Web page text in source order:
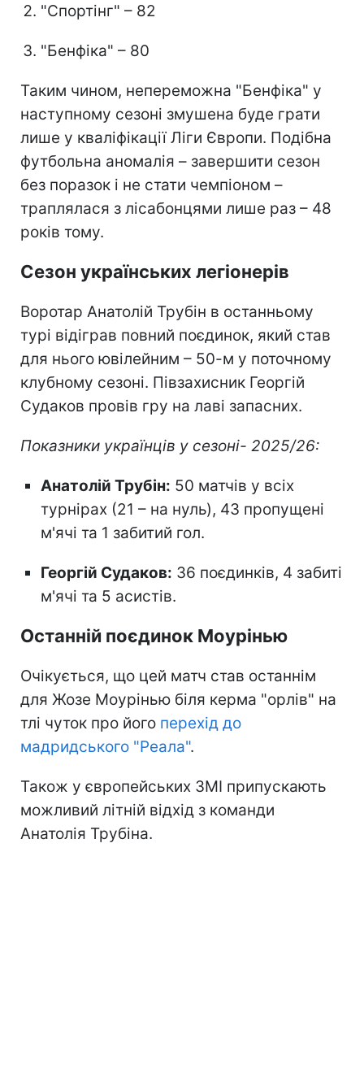
"Спортінг" – 82
"Бенфіка" – 80
Таким чином, непереможна "Бенфіка" у
наступному сезоні змушена буде грати
лише у кваліфікації Ліги Європи. Подібна
футбольна аномалія – завершити сезон
без поразок і не стати чемпіоном –
траплялася з лісабонцями лише раз – 48
років тому.
Сезон українських легіонерів
Воротар Анатолій Трубін в останньому
турі відіграв повний поєдинок, який став
для нього ювілейним – 50-м у поточному
клубному сезоні. Півзахисник Георгій
Судаков провів гру на лаві запасних.
Показники українців у сезоні- 2025/26:
Анатолій Трубін: 50 матчів у всіх
турнірах (21 – на нуль), 43 пропущені
м'ячі та 1 забитий гол.
Георгій Судаков: 36 поєдинків, 4 забиті
м'ячі та 5 асистів.
Останній поєдинок Моурінью
Очікується, що цей матч став останнім
для Жозе Моурінью біля керма "орлів" на
тлі чуток про його перехід до
мадридського "Реала".
Також у європейських ЗМІ припускають
можливий літній відхід з команди
Анатолія Трубіна.